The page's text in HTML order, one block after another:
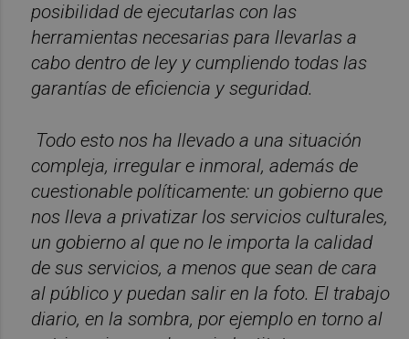
posibilidad de ejecutarlas con las
herramientas necesarias para llevarlas a
cabo dentro de ley y cumpliendo todas las
garantías de eficiencia y seguridad.
Todo esto nos ha llevado a una situación
compleja, irregular e inmoral, además de
cuestionable políticamente: un gobierno que
nos lleva a privatizar los servicios culturales,
un gobierno al que no le importa la calidad
de sus servicios, a menos que sean de cara
al público y puedan salir en la foto. El trabajo
diario, en la sombra, por ejemplo en torno al